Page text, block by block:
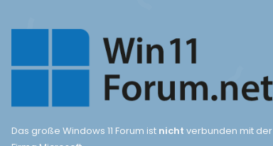
Das große Windows 11 Forum ist nicht verbunden mit der